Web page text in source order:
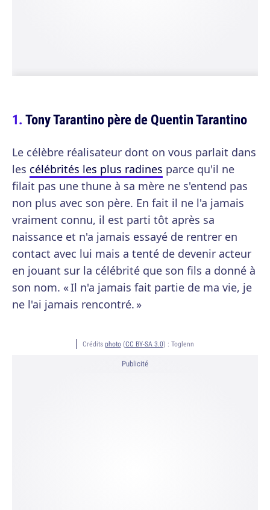
Tony Tarantino père de Quentin Tarantino
Le célèbre réalisateur dont on vous parlait dans
les célébrités les plus radines parce qu'il ne
filait pas une thune à sa mère ne s'entend pas
non plus avec son père. En fait il ne l'a jamais
vraiment connu, il est parti tôt après sa
naissance et n'a jamais essayé de rentrer en
contact avec lui mais a tenté de devenir acteur
en jouant sur la célébrité que son fils a donné à
son nom. « Il n'a jamais fait partie de ma vie, je
ne l'ai jamais rencontré. »
Crédits photo(CC BY-SA 3.0) : Toglenn
Publicité